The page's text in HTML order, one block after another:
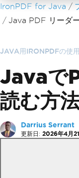
フッターコンテンツ
IronPDF for Java
Java PDF リーダ
JAVA用IRONPDFの使用
Javaで
読む方
Darrius Serrant
更新日: 2026年4月